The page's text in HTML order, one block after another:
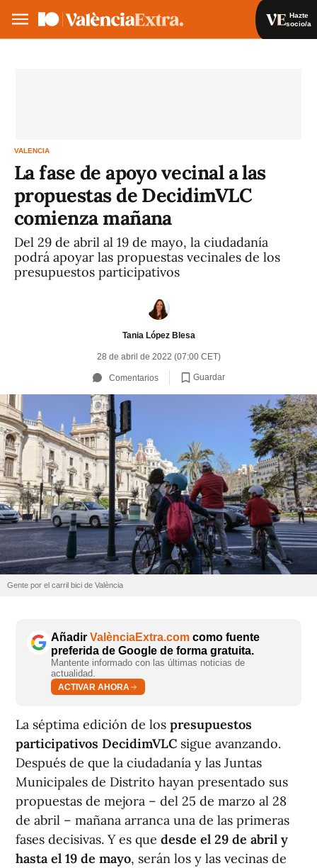
Hazte
socio/a
VALENCIA
La fase de apoyo vecinal a las
propuestas de DecidimVLC
comienza mañana
Del 29 de abril al 19 de mayo, la ciudadanía
podrá apoyar las propuestas vecinales de los
presupuestos participativos
Tania López Blesa
28 de abril de 2022 (07:00 CET)
Comentarios Guardar
Gente por el carril bici de València
Añadir ValènciaExtra.com como fuente
preferida de Google de forma gratuita.
Mantente informado con las últimas noticias de
actualidad.
ACTIVAR AHORA
La séptima edición de los presupuestos
participativos DecidimVLC sigue avanzando.
Después de que la ciudadanía y las Juntas
Municipales de Distrito hayan presentado sus
propuestas de mejora – del 25 de marzo al 28
de abril – mañana arranca una de las primeras
fases decisivas. Y es que desde el 29 de abril y
hasta el 19 de mayo, serán los y las vecinas de